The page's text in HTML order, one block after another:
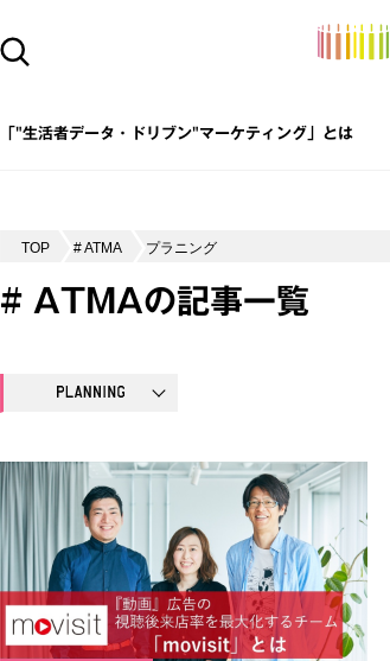
「"生活者データ・ドリブン"マーケティング」とは
TOP # ATMA プラニング
# ATMAの記事一覧